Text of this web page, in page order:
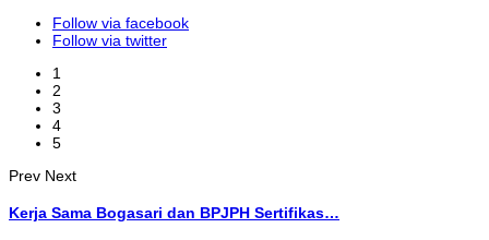
Follow via facebook
Follow via twitter
1
2
3
4
5
Prev Next
Kerja Sama Bogasari dan BPJPH Sertifikas…